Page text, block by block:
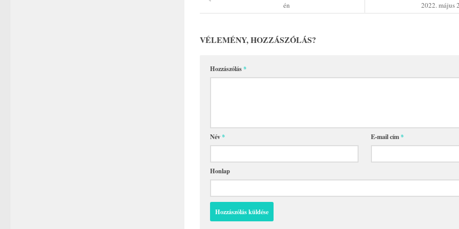
2022. május
én
VÉLEMÉNY, HOZZÁSZÓLÁS?
Hozzászólás*
Név* E-mail cím*
Honlap